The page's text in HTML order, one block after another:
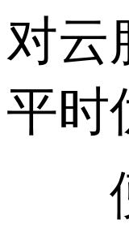
对云
平时
便